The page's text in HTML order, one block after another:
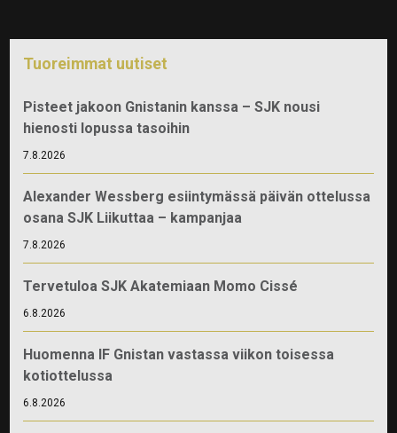
Tuoreimmat uutiset
Pisteet jakoon Gnistanin kanssa – SJK nousi
hienosti lopussa tasoihin
7.8.2026
Alexander Wessberg esiintymässä päivän ottelussa
osana SJK Liikuttaa – kampanjaa
7.8.2026
Tervetuloa SJK Akatemiaan Momo Cissé
6.8.2026
Huomenna IF Gnistan vastassa viikon toisessa
kotiottelussa
6.8.2026